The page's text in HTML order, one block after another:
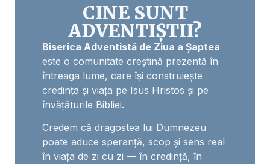
CINE SUNT
ADVENTIȘTII?
Biserica Adventistă de Ziua a Șaptea
este o comunitate creștină prezentă în
întreaga lume, care își construiește
credința și viața pe Isus Hristos și pe
învățăturile Bibliei.
Credem că dragostea lui Dumnezeu
poate aduce speranță, scop și sens real
în viața de zi cu zi — în credință, în